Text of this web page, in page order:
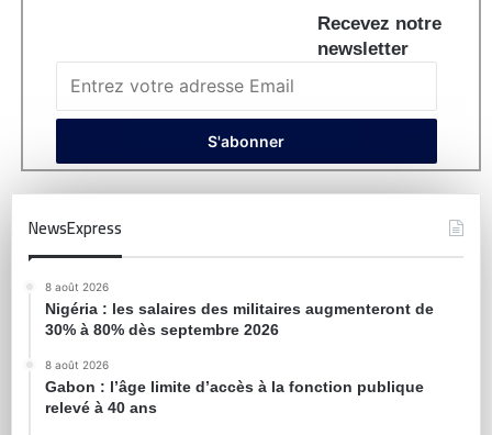
Recevez notre
newsletter
NewsExpress
8 août 2026
Nigéria : les salaires des militaires augmenteront de
30% à 80% dès septembre 2026
8 août 2026
Gabon : l’âge limite d’accès à la fonction publique
relevé à 40 ans